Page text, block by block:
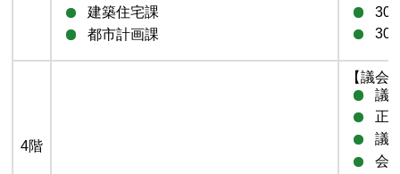
建築住宅課
都市計画課
4階
【議会
議
正
議
会